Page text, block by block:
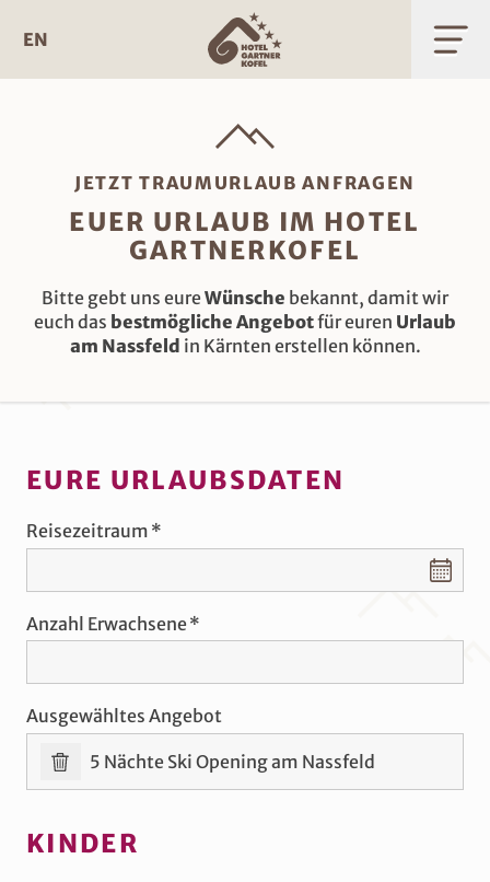
Inhalt
EN
JETZT TRAUMURLAUB ANFRAGEN
EUER URLAUB IM HOTEL
GARTNERKOFEL
Bitte gebt uns eureWünsche bekannt, damit wir
euch das bestmögliche Angebotfür euren Urlaub
am Nassfeld in Kärnten erstellen können.
EURE URLAUBSDATEN
Reisezeitraum
Anzahl Erwachsene
Ausgewähltes Angebot
5 Nächte Ski Opening am Nassfeld
KINDER